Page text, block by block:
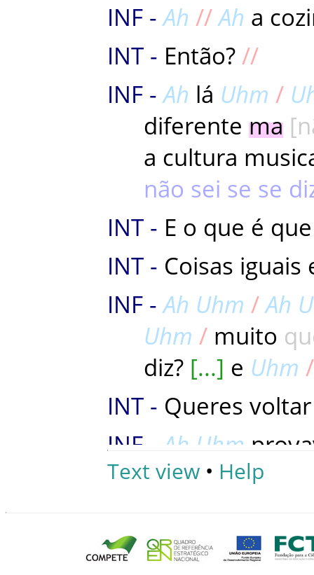
Ah
Ah a
Então?
Ah lá Uhm
diferente ma
a cultura
não sei se se
E o que é que
Coisas iguais
Ah Uhm Ah
Uhm
muito
diz? e Uhm
Queres voltar
Ah Uhm
de mesa un
Text view • Help